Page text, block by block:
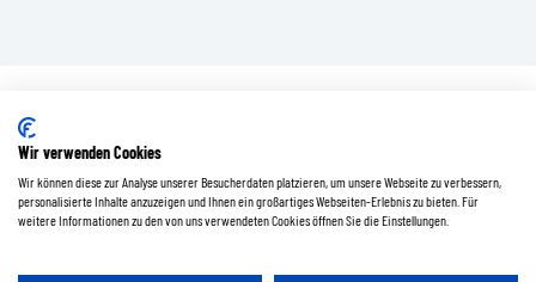
Wir verwenden Cookies
Wir können diese zur Analyse unserer Besucherdaten platzieren, um unsere Webseite zu verbessern,
personalisierte Inhalte anzuzeigen und Ihnen ein großartiges Webseiten-Erlebnis zu bieten. Für
weitere Informationen zu den von uns verwendeten Cookies öffnen Sie die Einstellungen.